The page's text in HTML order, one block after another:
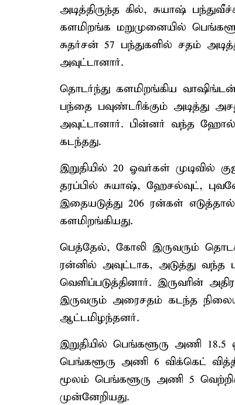
அடித்திருந்த கில், சுயாஷ்
களமிறங்க மறுமுனையில்
சுதர்சன் 57 பந்துகளில் சதம்
அவுட்டானார்.
தொடர்ந்து களமிறங்கிய வாஷிங்டன்
பந்தை பவுண்டரிக்கும் அடித்து
அவுட்டானார். பின்னர் வந்த
கடந்தது.
இறுதியில் 20 ஓவர்கள் முடிவில்
தரப்பில் சுயாஷ், ஹேசல்வுட்,
இதையடுத்து 206 ரன்கள்
களமிறங்கியது.
பெத்தேல், கோலி இருவரும்
ரன்னில் அவுட்டாக, அடுத்து வந்த
வெளிப்படுத்தினார். இருவரின்
இருவரும் அரைசதம் கடந்த
ஆட்டமிழந்தனர்.
இறுதியில் பெங்களூரு அணி
பெங்களூரு அணி 6 விக்கெட்
மூலம் பெங்களூரு அணி 5
முன்னேறியது.